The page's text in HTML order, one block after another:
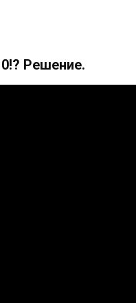
Решение.